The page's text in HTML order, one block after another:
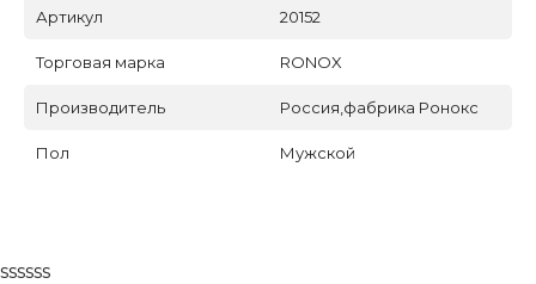
Артикул 20152
Торговая марка RONOX
Производитель Россия,фабрика Ронокс
Пол Мужской
ssssss